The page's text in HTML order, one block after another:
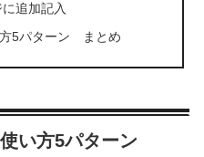
追加記入
5パターン まとめ
い方5パターン